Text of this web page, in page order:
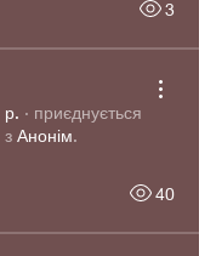
3
р. · приєднується
Анонім.
40